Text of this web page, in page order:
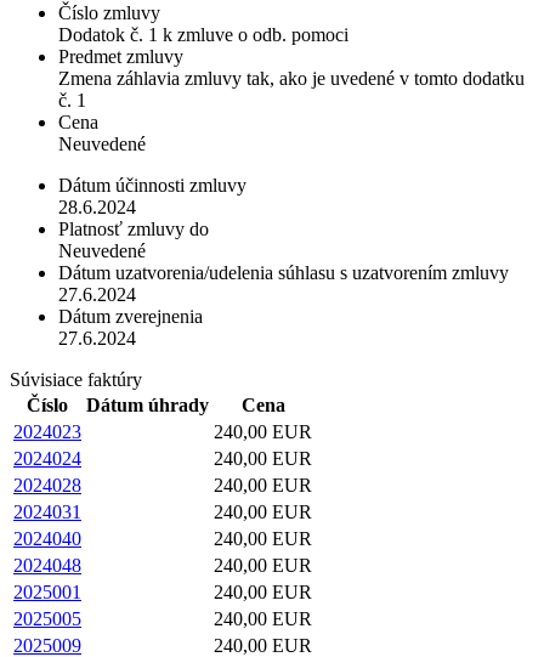
Číslo zmluvy
Dodatok č. 1 k zmluve o odb. pomoci
Predmet zmluvy
Zmena záhlavia zmluvy tak, ako je uvedené v tomto dodatku
č. 1
Cena
Neuvedené
Dátum účinnosti zmluvy
28.6.2024
Platnosť zmluvy do
Neuvedené
Dátum uzatvorenia/udelenia súhlasu s uzatvorením zmluvy
27.6.2024
Dátum zverejnenia
27.6.2024
Súvisiace faktúry
Číslo
Dátum úhrady
Cena
2024023
240,00 EUR
2024024
240,00 EUR
2024028
240,00 EUR
2024031
240,00 EUR
2024040
240,00 EUR
2024048
240,00 EUR
2025001
240,00 EUR
2025005
240,00 EUR
2025009
240,00 EUR